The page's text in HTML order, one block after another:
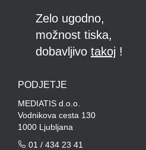
Zelo ugodno,
možnost tiska,
dobavljivo takoj !
PODJETJE
MEDIATIS d.o.o.
Vodnikova cesta 130
1000 Ljubljana
01 / 434 23 41